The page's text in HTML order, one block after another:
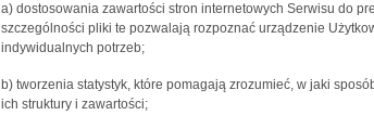
a) dostosowania zawartości stron internetowych Serwisu do
szczególności pliki te pozwalają rozpoznać urządzenie
indywidualnych potrzeb;
b) tworzenia statystyk, które pomagają zrozumieć, w jaki
ich struktury i zawartości;